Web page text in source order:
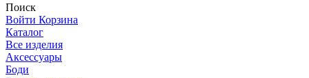
Поиск
Войти Корзина
Каталог
Все изделия
Аксесcуары
Боди